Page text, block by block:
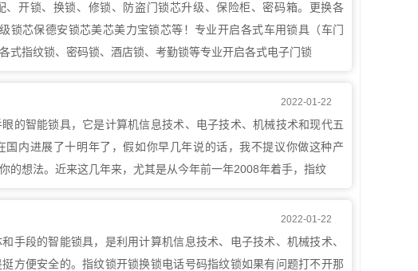
、开锁、换锁、修锁、防盗门锁芯升级、保险柜、密码箱。更换各
锁芯保德安锁芯美芯美力宝锁芯等！专业开启各式车用锁具（车门
式指纹锁、密码锁、酒店锁、考勤锁等专业开启各式电子门锁
2022-01-22
的智能锁具，它是计算机信息技术、电子技术、机械技术和现代五
内进展了十明年了，假如你早几年说的话，我不提议你做这种产
的想法。近来这几年来，尤其是从今年前一年2008年着手，指纹
2022-01-22
手段的智能锁具，是利用计算机信息技术、电子技术、机械技术、
方便安全的。指纹锁开锁换锁电话号码指纹锁如果有问题打不开那